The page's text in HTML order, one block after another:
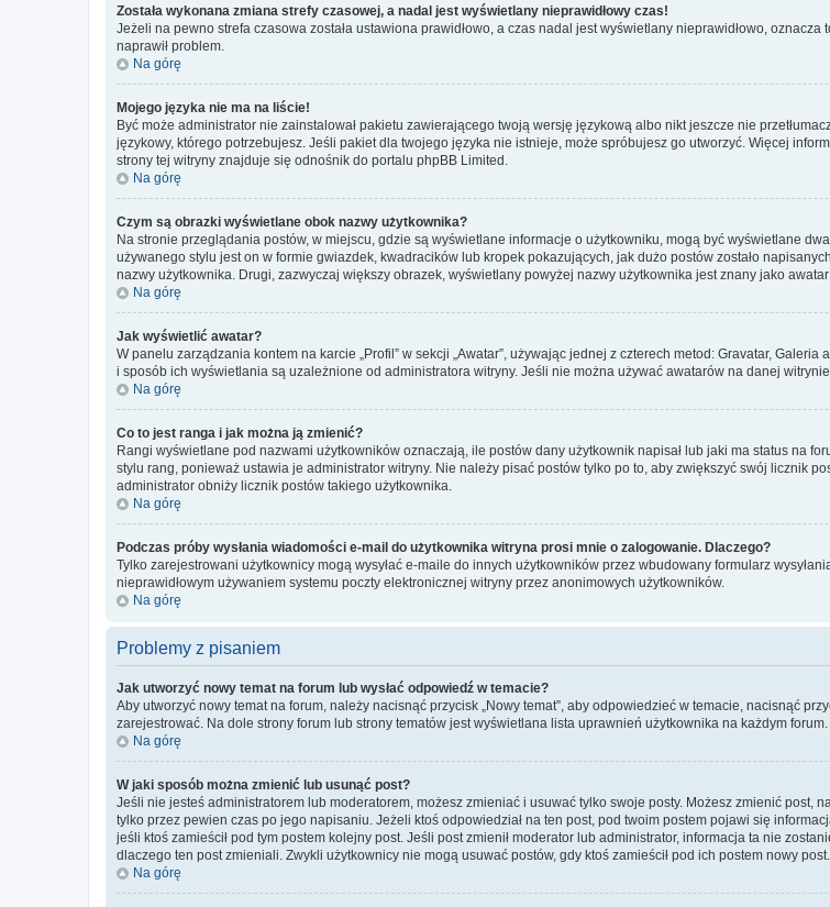
Została wykonana zmiana strefy czasowej, a nadal jest wyświetlany nieprawidłowy czas!
Jeżeli na pewno strefa czasowa została ustawiona prawidłowo, a czas nadal jest wyświetlany nieprawidłowo,
naprawił problem.
Na górę
Mojego języka nie ma na liście!
Być może administrator nie zainstalował pakietu zawierającego twoją wersję językową albo nikt jeszcze nie
językowy, którego potrzebujesz. Jeśli pakiet dla twojego języka nie istnieje, może spróbujesz go utworzyć. Więcej
strony tej witryny znajduje się odnośnik do portalu phpBB Limited.
Na górę
Czym są obrazki wyświetlane obok nazwy użytkownika?
Na stronie przeglądania postów, w miejscu, gdzie są wyświetlane informacje o użytkowniku, mogą być wyświetlane
używanego stylu jest on w formie gwiazdek, kwadracików lub kropek pokazujących, jak dużo postów zostało
nazwy użytkownika. Drugi, zazwyczaj większy obrazek, wyświetlany powyżej nazwy użytkownika jest znany jako
Na górę
Jak wyświetlić awatar?
W panelu zarządzania kontem na karcie „Profil” w sekcji „Awatar”, używając jednej z czterech metod: Gravatar,
i sposób ich wyświetlania są uzależnione od administratora witryny. Jeśli nie można używać awatarów na danej
Na górę
Co to jest ranga i jak można ją zmienić?
Rangi wyświetlane pod nazwami użytkowników oznaczają, ile postów dany użytkownik napisał lub jaki ma status na
stylu rang, ponieważ ustawia je administrator witryny. Nie należy pisać postów tylko po to, aby zwiększyć swój licznik
administrator obniży licznik postów takiego użytkownika.
Na górę
Podczas próby wysłania wiadomości e-mail do użytkownika witryna prosi mnie o zalogowanie. Dlaczego?
Tylko zarejestrowani użytkownicy mogą wysyłać e-maile do innych użytkowników przez wbudowany formularz
nieprawidłowym używaniem systemu poczty elektronicznej witryny przez anonimowych użytkowników.
Na górę
Problemy z pisaniem
Jak utworzyć nowy temat na forum lub wysłać odpowiedź w temacie?
Aby utworzyć nowy temat na forum, należy nacisnąć przycisk „Nowy temat”, aby odpowiedzieć w temacie, nacisnąć
zarejestrować. Na dole strony forum lub strony tematów jest wyświetlana lista uprawnień użytkownika na każdym
Na górę
W jaki sposób można zmienić lub usunąć post?
Jeśli nie jesteś administratorem lub moderatorem, możesz zmieniać i usuwać tylko swoje posty. Możesz zmienić post,
tylko przez pewien czas po jego napisaniu. Jeżeli ktoś odpowiedział na ten post, pod twoim postem pojawi się
jeśli ktoś zamieścił pod tym postem kolejny post. Jeśli post zmienił moderator lub administrator, informacja ta nie
dlaczego ten post zmieniali. Zwykli użytkownicy nie mogą usuwać postów, gdy ktoś zamieścił pod ich postem nowy post.
Na górę